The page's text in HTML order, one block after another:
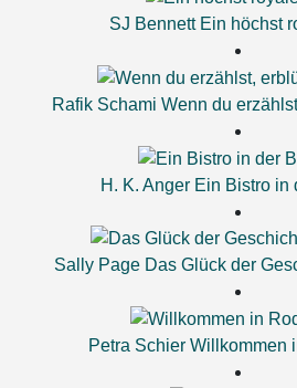
SJ Bennett Ein höchst
Rafik Schami Wenn du
H. K. Anger Ein Bistro in
Sally Page Das Glück der
Petra Schier Willkommen